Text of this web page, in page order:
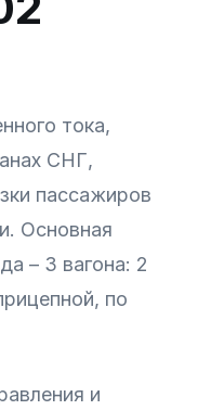
тока,
СНГ,
пассажиров
Основная
– 3 вагона: 2
по
и